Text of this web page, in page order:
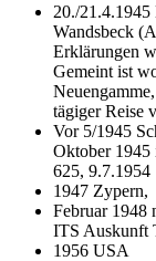
20./
Wandsbeck
Erklärungen
Gemeint ist
tägiger Reise
Vor 5/1945
Oktober 1945
625, 9.7.1954
1947 Zypern,
Februar 1948
ITS Auskunft
1956 USA